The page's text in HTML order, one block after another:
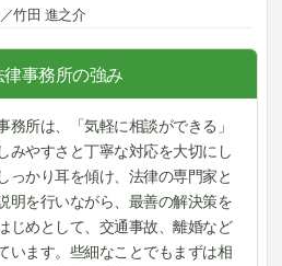
竹田 進之介
事務所の強み
務所は、「気軽に相談ができる」
みやすさと丁寧な対応を大切にし
っかり耳を傾け、法律の専門家と
明を行いながら、最善の解決策を
じめとして、交通事故、離婚など
います。些細なことでもまずは相